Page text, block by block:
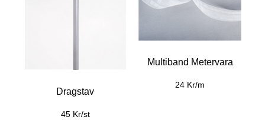
Dragstav
45 Kr/st
Multiband Metervara
24 Kr/m